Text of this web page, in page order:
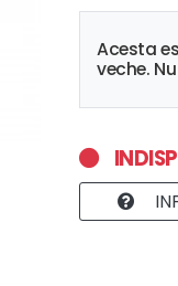
Acesta
veche.